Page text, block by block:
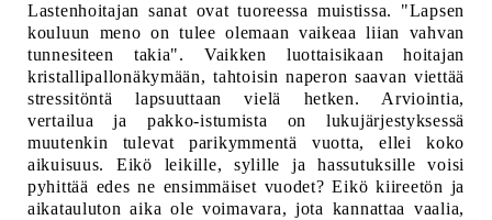
Lastenhoitajan sanat ovat tuoreessa muistissa. "Lapsen
kouluun meno on tulee olemaan vaikeaa liian vahvan
tunnesiteen takia". Vaikken luottaisikaan hoitajan
kristallipallonäkymään, tahtoisin naperon saavan viettää
stressitöntä lapsuuttaan vielä hetken. Arviointia,
vertailua ja pakko-istumista on lukujärjestyksessä
muutenkin tulevat parikymmentä vuotta, ellei koko
aikuisuus. Eikö leikille, sylille ja hassutuksille voisi
pyhittää edes ne ensimmäiset vuodet? Eikö kiireetön ja
aikatauluton aika ole voimavara, jota kannattaa vaalia,